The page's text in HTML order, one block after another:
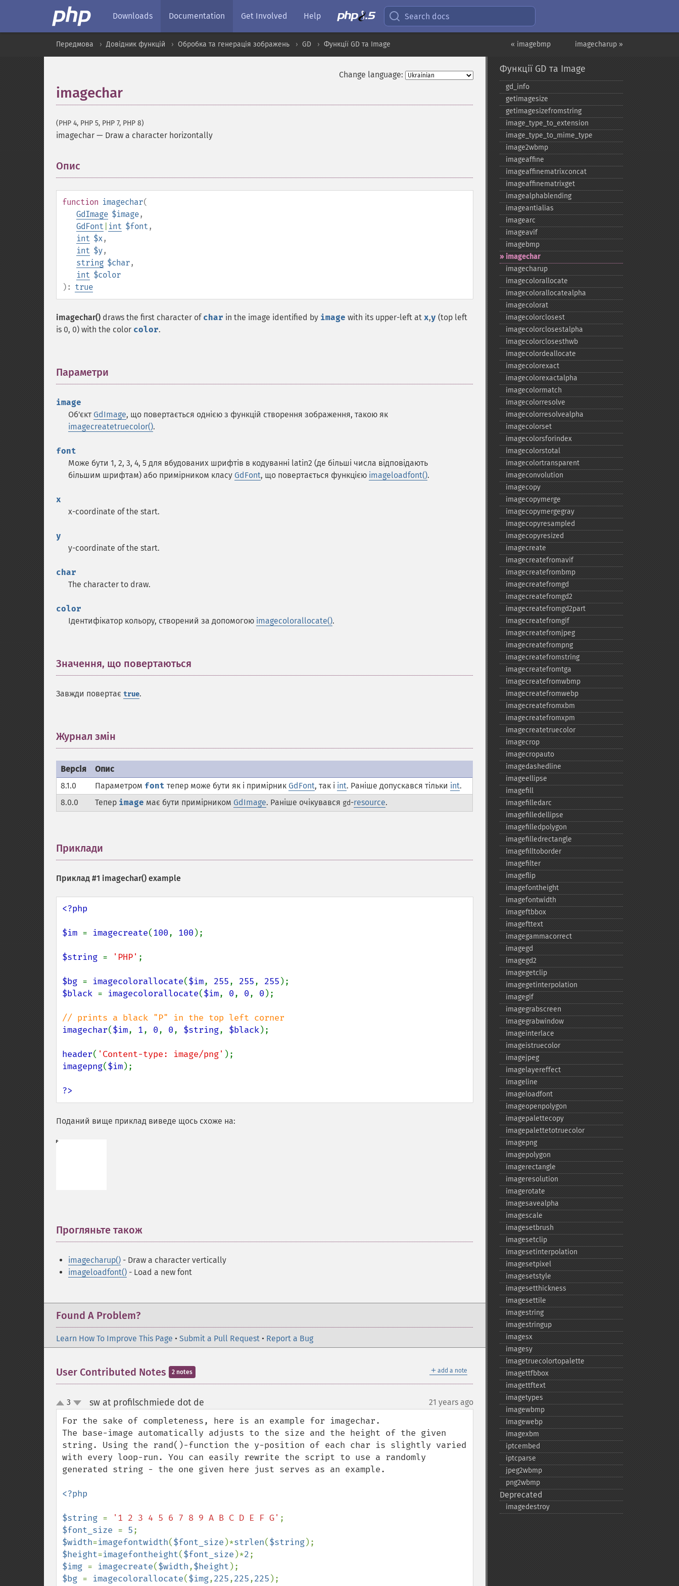
Downloads Documentation Get Involved Help Search docs
imagecharup »
« imagebmp
Передмова Довідник функцій Обробка та генерація зображень GD Функції GD та Image
Change language:
imagechar
(PHP 4, PHP 5, PHP 7, PHP 8)
imagechar — Draw a character horizontally
Опис
function imagechar(
GdImage $image,
GdFont
int $font ,
int $x,
int $y,
string $char,
int $color
): true
imagechar() draws the first character of char in the image identified by image with its upper-left at x,y (top left
is 0, 0) with the color color.
Параметри
image
Об'єкт GdImage, що повертається однією з функцій створення зображення, такою як
imagecreatetruecolor().
font
Може бути 1, 2, 3, 4, 5 для вбудованих шрифтів в кодуванні latin2 (де більші числа відповідають
більшим шрифтам) або примірником класу GdFont, що повертається функцією imageloadfont().
x
x-coordinate of the start.
y
y-coordinate of the start.
char
The character to draw.
color
Ідентифікатор кольору, створений за допомогою imagecolorallocate().
Значення, що повертаються
Завжди повертає true.
Журнал змін
Версія
Опис
8.1.0
Параметром font тепер може бути як і примірник GdFont, так і int. Раніше допускався тільки int.
8.0.0
Тепер image має бути примірником GdImage. Раніше очікувався gd-resource.
Приклади
Приклад #1 imagechar() example
<?php
$im = imagecreate(100, 100 );
$string = 'PHP' ;
$bg = imagecolorallocate($im, 255, 255, 255
$black = imagecolorallocate($im, 0, 0, 0 );
imagechar($im, 1, 0, 0, $string, $black);
header( 'Content-type: image/png'
imagepng($im);
?>
Поданий вище приклад виведе щось схоже на:
Прогляньте також
imagecharup() - Draw a character vertically
imageloadfont() - Load a new font
Found A Problem?
Learn How To Improve This Page • Submit a Pull Request • Report a Bug
＋ add a note
User Contributed Notes 2 notes
up
down
3 sw at profilschmiede dot de 21 years ago
For the sake of completeness, here is an example for imagechar.
The base-image automatically adjusts to the size and the height of the given
string. Using the rand()-function the y-position of each char is slightly varied
with every loop-run. You can easily rewrite the script to use a randomly
generated string - the one given here just serves as an example.
<?php
$string = '1 2 3 4 5 6 7 8 9 A B C D E F G'
$font_size = 5
$width=imagefontwidth($font_size )*strlen($string
$height=imagefontheight($font_size )*2
$img = imagecreate($width,$height
$bg = imagecolorallocate($img,225,225,225
Функції GD та Image
gd_​info
getimagesize
getimagesizefromstring
image_​type_​to_​extension
image_​type_​to_​mime_​type
image2wbmp
imageaffine
imageaffinematrixconcat
imageaffinematrixget
imagealphablending
imageantialias
imagearc
imageavif
imagebmp
imagechar
imagecharup
imagecolorallocate
imagecolorallocatealpha
imagecolorat
imagecolorclosest
imagecolorclosestalpha
imagecolorclosesthwb
imagecolordeallocate
imagecolorexact
imagecolorexactalpha
imagecolormatch
imagecolorresolve
imagecolorresolvealpha
imagecolorset
imagecolorsforindex
imagecolorstotal
imagecolortransparent
imageconvolution
imagecopy
imagecopymerge
imagecopymergegray
imagecopyresampled
imagecopyresized
imagecreate
imagecreatefromavif
imagecreatefrombmp
imagecreatefromgd
imagecreatefromgd2
imagecreatefromgd2part
imagecreatefromgif
imagecreatefromjpeg
imagecreatefrompng
imagecreatefromstring
imagecreatefromtga
imagecreatefromwbmp
imagecreatefromwebp
imagecreatefromxbm
imagecreatefromxpm
imagecreatetruecolor
imagecrop
imagecropauto
imagedashedline
imageellipse
imagefill
imagefilledarc
imagefilledellipse
imagefilledpolygon
imagefilledrectangle
imagefilltoborder
imagefilter
imageflip
imagefontheight
imagefontwidth
imageftbbox
imagefttext
imagegammacorrect
imagegd
imagegd2
imagegetclip
imagegetinterpolation
imagegif
imagegrabscreen
imagegrabwindow
imageinterlace
imageistruecolor
imagejpeg
imagelayereffect
imageline
imageloadfont
imageopenpolygon
imagepalettecopy
imagepalettetotruecolor
imagepng
imagepolygon
imagerectangle
imageresolution
imagerotate
imagesavealpha
imagescale
imagesetbrush
imagesetclip
imagesetinterpolation
imagesetpixel
imagesetstyle
imagesetthickness
imagesettile
imagestring
imagestringup
imagesx
imagesy
imagetruecolortopalette
imagettfbbox
imagettftext
imagetypes
imagewbmp
imagewebp
imagexbm
iptcembed
iptcparse
jpeg2wbmp
png2wbmp
Deprecated
imagedestroy